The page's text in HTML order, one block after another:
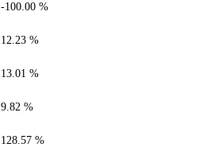
-100.00 %
12.23 %
13.01 %
9.82 %
128.57 %